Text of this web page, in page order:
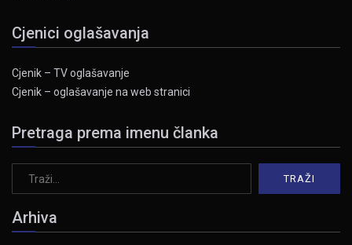
Cjenici oglašavanja
Cjenik – TV oglašavanje
Cjenik – oglašavanje na web stranici
Pretraga prema imenu članka
Arhiva